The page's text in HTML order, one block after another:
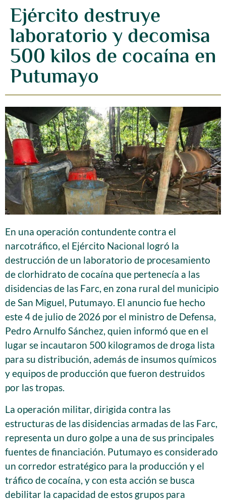
Ejército destruye
laboratorio y decomisa
500 kilos de cocaína en
Putumayo
En una operación contundente contra el
narcotráfico, el Ejército Nacional logró la
destrucción de un laboratorio de procesamiento
de clorhidrato de cocaína que pertenecía a las
disidencias de las Farc, en zona rural del municipio
de San Miguel, Putumayo. El anuncio fue hecho
este 4 de julio de 2026 por el ministro de Defensa,
Pedro Arnulfo Sánchez, quien informó que en el
lugar se incautaron 500 kilogramos de droga lista
para su distribución, además de insumos químicos
y equipos de producción que fueron destruidos
por las tropas.
La operación militar, dirigida contra las
estructuras de las disidencias armadas de las Farc,
representa un duro golpe a una de sus principales
fuentes de financiación. Putumayo es considerado
un corredor estratégico para la producción y el
tráfico de cocaína, y con esta acción se busca
debilitar la capacidad de estos grupos para